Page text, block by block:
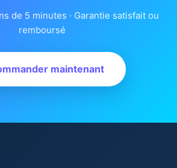
de 5 minutes · Garantie satisfait ou
remboursé
maintenant